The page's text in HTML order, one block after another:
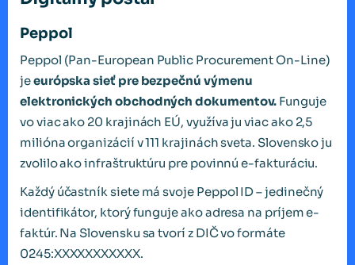
Peppol
Peppol (Pan-European Public Procurement On-Line)
jeeurópska sieť pre bezpečnú výmenu
elektronických obchodných dokumentov. Funguje
vo viac ako 20 krajinách EÚ, využíva ju viac ako 2,5
milióna organizácií v 111 krajinách sveta. Slovensko ju
zvolilo ako infraštruktúru pre povinnú e-fakturáciu.
Každý účastník siete má svoje Peppol ID – jedinečný
identifikátor, ktorý funguje ako adresa na príjem e-
faktúr. Na Slovensku sa tvorí z DIČ vo formáte
0245:XXXXXXXXXXX.